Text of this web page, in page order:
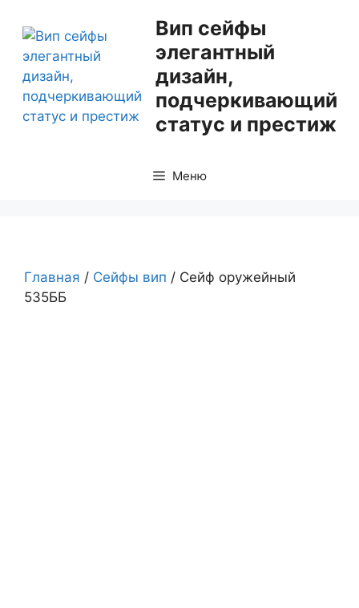
содержимому
Вип сейфы
элегантный
дизайн,
подчеркивающий
статус и престиж
Меню
Главная / Сейфы вип / Сейф оружейный
535ББ